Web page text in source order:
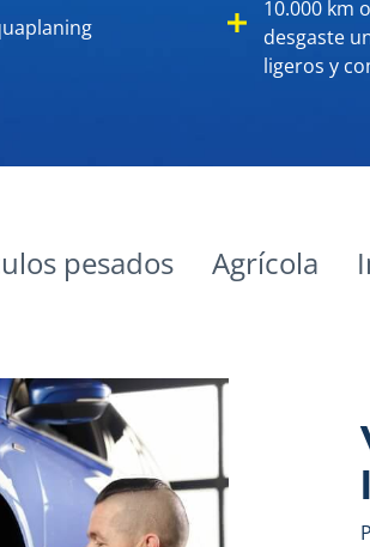
10.000 km
desgaste
ligeros y
pesados Agrícola